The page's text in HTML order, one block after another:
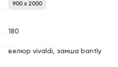
900 х 2000
180
велюр vivaldi, замша bantly